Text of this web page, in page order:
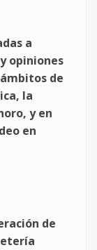
a
opiniones
de
la
y en
en
de